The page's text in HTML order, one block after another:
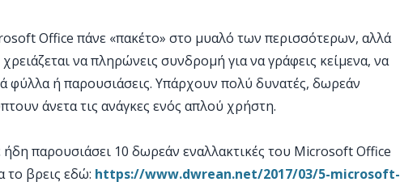
Office πάνε «πακέτο» στο μυαλό των περισσότερων, αλλά
χρειάζεται να πληρώνεις συνδρομή για να γράφεις κείμενα, να
φύλλα ή παρουσιάσεις. Υπάρχουν πολύ δυνατές, δωρεάν
άνετα τις ανάγκες ενός απλού χρήστη.
παρουσιάσει 10 δωρεάν εναλλακτικές του Microsoft Office
το βρεις εδώ: https://www.dwrean.net/2017/03/5-microsoft-